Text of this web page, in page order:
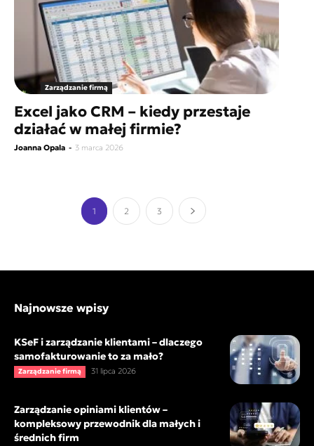
Zarządzanie firmą
Excel jako CRM – kiedy przestaje
działać w małej firmie?
Joanna Opala - 3 marca 2026
1 2 3
Najnowsze wpisy
KSeF i zarządzanie klientami – dlaczego
samofakturowanie to za mało?
Zarządzanie firmą 31 lipca 2026
Zarządzanie opiniami klientów –
kompleksowy przewodnik dla małych i
średnich firm